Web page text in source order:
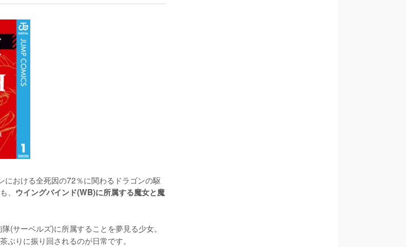
における全死因の72％に関わるドラゴンの駆
、 ウイングバインド(WB)に所属する魔女と魔
(サーベルズ)に所属することを夢見る少女。
ぶりに振り回されるのが日常です。